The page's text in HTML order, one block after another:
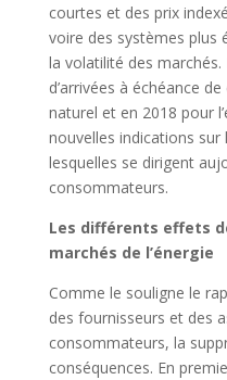
courtes et des prix
voire des systèmes plus
la volatilité des
d’arrivées à échéance
naturel et en 2018 pour
nouvelles indications sur
lesquelles se dirigent
consommateurs.
Les différents effets
marchés de l’énergie
Comme le souligne le
des fournisseurs et des
consommateurs, la
conséquences. En